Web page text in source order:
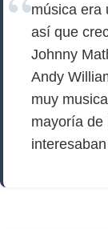
música era
así que
Johnny
Andy
muy
mayoría de